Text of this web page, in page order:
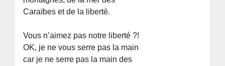
Caraïbes et de la liberté.
Vous n’aimez pas notre liberté ?!
OK, je ne vous serre pas la main
car je ne serre pas la main des